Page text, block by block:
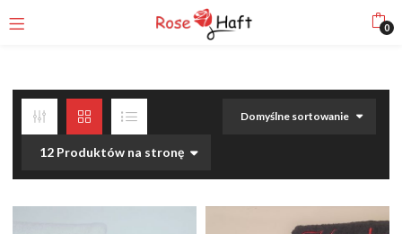
0
Domyślne sortowanie
12 Produktów na stronę